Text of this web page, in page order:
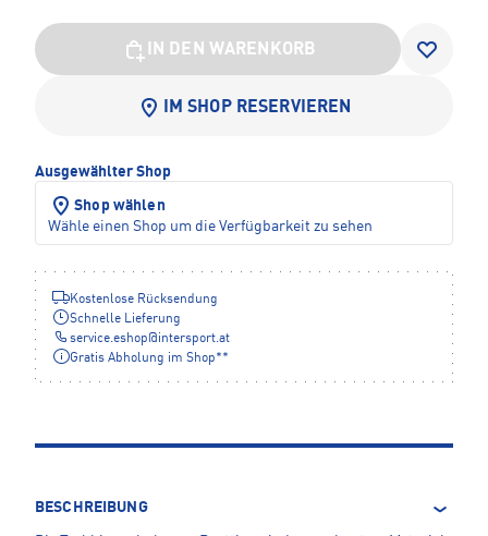
IN DEN WARENKORB
IM SHOP RESERVIEREN
Ausgewählter Shop
Shop wählen
Wähle einen Shop um die Verfügbarkeit zu sehen
Kostenlose Rücksendung
Schnelle Lieferung
service.eshop@intersport.at
Gratis Abholung im Shop**
BESCHREIBUNG